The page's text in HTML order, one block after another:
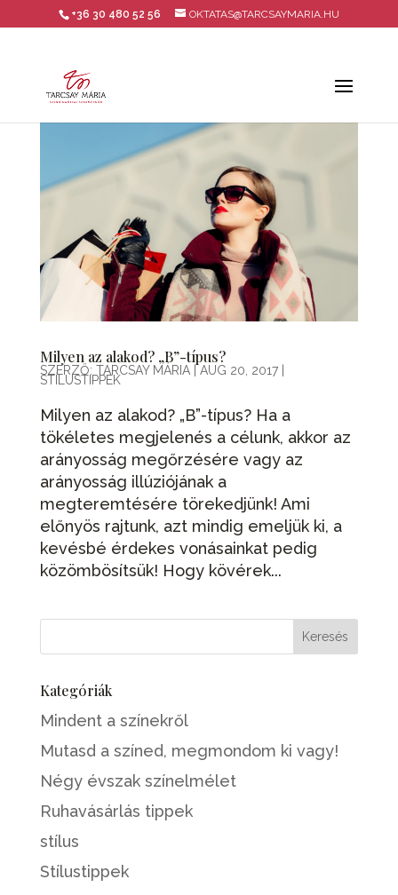
+36 30 480 52 56 OKTATAS@TARCSAYMARIA.HU
Milyen az alakod? „B”-típus?
SZERZŐ: TARCSAY MÁRIA| AUG 20, 2017|
STÍLUSTIPPEK
Milyen az alakod? „B”-típus? Ha a
tökéletes megjelenés a célunk, akkor az
arányosság megőrzésére vagy az
arányosság illúziójának a
megteremtésére törekedjünk! Ami
előnyös rajtunk, azt mindig emeljük ki, a
kevésbé érdekes vonásainkat pedig
közömbösítsük! Hogy kövérek...
Kategóriák
Mindent a színekről
Mutasd a színed, megmondom ki vagy!
Négy évszak színelmélet
Ruhavásárlás tippek
stílus
Stílustippek